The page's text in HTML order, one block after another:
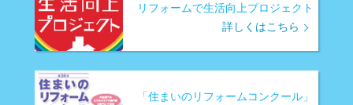
リフォームで生活向上プロジェクト
詳しくはこちら
「住まいのリフォームコンクール」